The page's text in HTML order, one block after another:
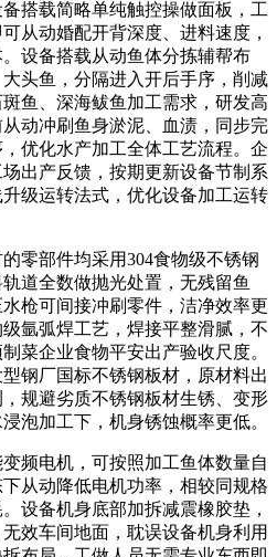
搭载简略单纯触控操做面板，工
从动婚配开背深度、进料速度，
设备搭载从动鱼体分拣辅帮布
头鱼，分隔进入开后手序，削减
鱼、深海鲅鱼加工需求，研发高
动冲刷鱼身淤泥、血渍，同步完
优化水产加工全体工艺流程。企
出产反馈，按期更新设备节制系
级运转法式，优化设备加工运转
部件均采用304食物级不锈钢
道全数做抛光处置，无残留鱼
枪可间接冲刷零件，洁净效率更
氩弧焊工艺，焊接平整滑腻，不
菜企业食物平安出产验收尺度。
钢厂国标不锈钢板材，原材料出
规避劣质不锈钢板材生锈、变形
泡加工下，机身锈蚀概率更低。
电机，可按照加工鱼体数量自
从动降低电机功率，相较同规格
设备机身底部加拆减震橡胶垫，
效车间地面，耽误设备机身利用